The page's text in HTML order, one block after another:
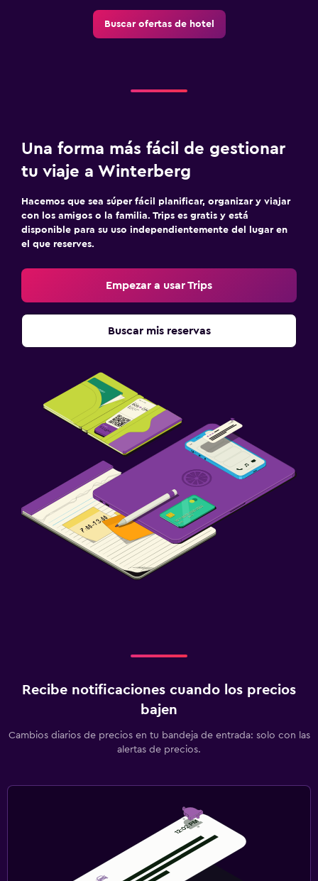
Buscar ofertas de hotel
Una forma más fácil de gestionar
tu viaje a Winterberg
Hacemos que sea súper fácil planificar, organizar y viajar
con los amigos o la familia. Trips es gratis y está
disponible para su uso independientemente del lugar en
el que reserves.
Empezar a usar Trips
Buscar mis reservas
Recibe notificaciones cuando los precios
bajen
Cambios diarios de precios en tu bandeja de entrada: solo con las
alertas de precios.